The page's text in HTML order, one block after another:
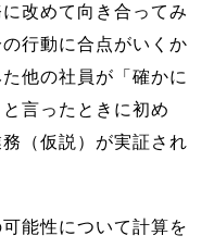
改めて向き合ってみ
行動に合点がいくか
他の社員が「確かに
言ったときに初め
（仮説）が実証され
能性について計算を